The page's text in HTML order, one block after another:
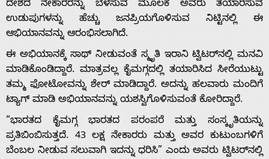
Home
ದೇಶದ ನೇಕಾರರನ್ನು ಬೆಳೆಸುವ ಮೂಲಕ ಅವರು ತಯಾರಿಸುವ
ಉಡುಪುಗಳನ್ನು ಹೆಚ್ಚು ಜನಪ್ರಿಯಗೊಳಿಸುವ ನಿಟ್ಟಿನಲ್ಲಿ ಈ
ಆಭಿಯಾನವನ್ನು ಆರಂಭಿಸಲಾಗಿದೆ.
ಈ ಅಭಿಯಾನಕ್ಕೆ ಸಾಥ್ ನೀಡುವಂತೆ ಸ್ಮೃತಿ ಇರಾನಿ ಟ್ವಿಟರ್‌ನಲ್ಲಿ ಮನವಿ
ಮಾಡಿಕೊಂಡಿದ್ದಾರೆ. ಮಾತ್ರವಲ್ಲ ಕೈಮಗ್ಗದಲ್ಲಿ ತಯಾರಿಸಿದ ಸೀರೆಯುಟ್ಟು
ತಮ್ಮ ಫೋಟೋವನ್ನು ಶೇರ್ ಮಾಡಿದ್ದಾರೆ. ಅದನ್ನು ಹಲವಾರು ಮಂದಿಗೆ
ಟ್ಯಾಗ್ ಮಾಡಿ ಅಭಿಯಾನವನ್ನು ಯಶಸ್ವಿಗೊಳಿಸುವಂತೆ ಕೋರಿದ್ದಾರೆ.
“ಭಾರತದ ಕೈಮಗ್ಗ ಭಾರತದ ಪರಂಪರೆ ಮತ್ತು ಸಂಸ್ಕೃತಿಯನ್ನು
ಪ್ರತಿಬಿಂಬಿಸುತ್ತದೆ. 43 ಲಕ್ಷ ನೇಕಾರರು ಮತ್ತು ಅವರ ಕುಟುಂಬಗಳಿಗೆ
ಬೆಂಬಲ ನೀಡುವ ಸಲುವಾಗಿ ಇದನ್ನು ಧರಿಸಿ” ಎಂದು ಅವರು ಟ್ವಿಟರ್‌ನಲ್ಲಿ